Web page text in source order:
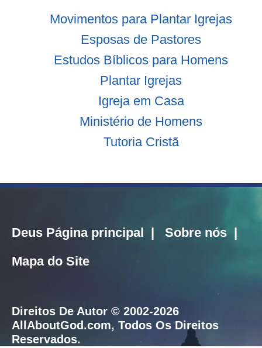
Movimentos para Plantar Igrejas
Esposas de Pastores
Estudos Bíblicos para Homens
Plantar Igrejas
Igreja em Casa
Ministério de Homens
Tutoria Cristã
Deus Página principal | Sobre nós |
Mapa do Site
Direitos De Autor © 2002-2026
AllAboutGod.com, Todos Os Direitos
Reservados.